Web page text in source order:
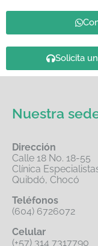
Solicita
Nuestra
Dirección
Calle 18 No. 18-55
Clínica
Quibdó, Chocó
Teléfonos
(604) 6726072
Celular
(+57) 314 7317790